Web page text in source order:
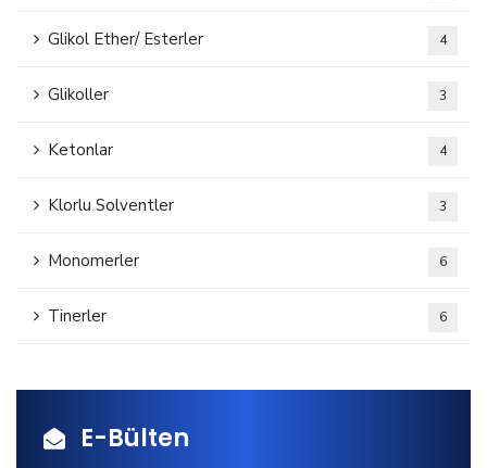
Glikol Ether/ Esterler 4
Glikoller 3
Ketonlar 4
Klorlu Solventler 3
Monomerler 6
Tinerler 6
E-Bülten